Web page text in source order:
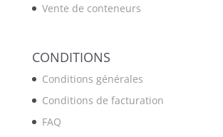
Vente de conteneurs
CONDITIONS
Conditions générales
Conditions de facturation
FAQ